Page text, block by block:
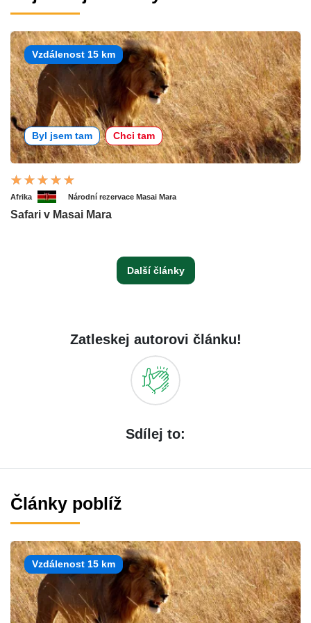
Vzdálenost 15 km
Byl jsem tam Chci tam
Afrika Národní rezervace Masai Mara
Safari v Masai Mara
Další články
Zatleskej autorovi článku!
Sdílej to:
Články poblíž
Vzdálenost 15 km